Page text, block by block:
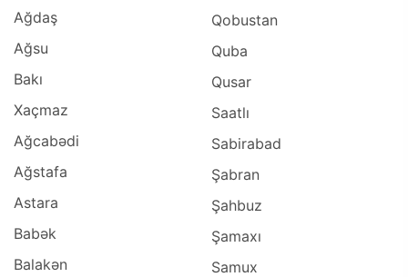
Ağdaş
Ağsu
Bakı
Xaçmaz
Ağcabədi
Ağstafa
Astara
Babək
Balakən
Qobustan
Quba
Qusar
Saatlı
Sabirabad
Şabran
Şahbuz
Şamaxı
Samux